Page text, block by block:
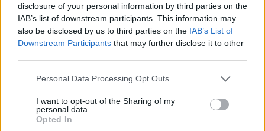
disclosure of your personal information by third parties on the
IAB’s list of downstream participants. This information may
also be disclosed by us to third parties on the IAB’s List of
Downstream Participants that may further disclose it to other
Please note that this website/app uses one or more Google
not limited to your visit or usage behaviour. You may click to
grant or deny consent to Google and its third-party tags to
use your data for below specified purposes in below Google
Personal Data Processing Opt Outs
I want to opt-out of the Sharing of my
personal data.
Opted In